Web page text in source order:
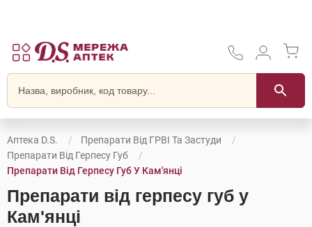
Аптека D.S.
Препарати Від ГРВІ Та Застуди
Препарати Від Герпесу Губ
Препарати Від Герпесу Губ У Кам'янці
Препарати від герпесу губ у
Кам'янці